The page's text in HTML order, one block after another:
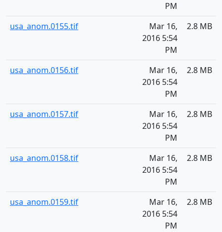
PM
usa_anom.0155.tif
Mar 16,
2016 5:54
PM
2.8 MB
usa_anom.0156.tif
Mar 16,
2016 5:54
PM
2.8 MB
usa_anom.0157.tif
Mar 16,
2016 5:54
PM
2.8 MB
usa_anom.0158.tif
Mar 16,
2016 5:54
PM
2.8 MB
usa_anom.0159.tif
Mar 16,
2016 5:54
PM
2.8 MB